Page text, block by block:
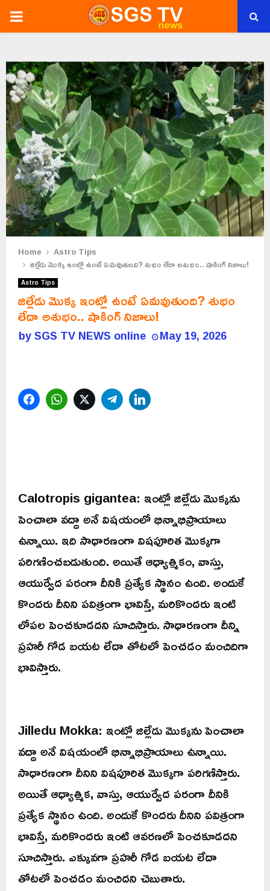
PRIMARY
Home
Astro Tips
జిల్లేడు మొక్క ఇంట్లో ఉంటే ఏమవుతుంది? శుభం లేదా అశుభం.. షాకింగ్ నిజాలు!
Astro Tips
జిల్లేడు మొక్క ఇంట్లో ఉంటే ఏమవుతుంది? శుభం
లేదా అశుభం.. షాకింగ్ నిజాలు!
bySGS TV NEWS online May 19, 2026
FacebookWhatsAppTwitterTelegram
Calotropis gigantea: ఇంట్లో జిల్లేడు మొక్కను
పెంచాలా వద్దా అనే విషయంలో భిన్నాభిప్రాయాలు
ఉన్నాయి. ఇది సాధారణంగా విషపూరిత మొక్కగా
పరిగణించబడుతుంది. అయితే ఆధ్యాత్మికం, వాస్తు,
ఆయుర్వేద పరంగా దీనికి ప్రత్యేక స్థానం ఉంది. అందుకే
కొందరు దీనిని పవిత్రంగా భావిస్తే, మరికొందరు ఇంటి
లోపల పెంచకూడదని సూచిస్తారు. సాధారణంగా దీన్ని
ప్రహరీ గోడ బయట లేదా తోటలో పెంచడం మంచిదిగా
భావిస్తారు.
Jilledu Mokka: ఇంట్లో జిల్లేడు మొక్కను పెంచాలా
వద్దా అనే విషయంలో భిన్నాభిప్రాయాలు ఉన్నాయి.
సాధారణంగా దీనిని విషపూరిత మొక్కగా పరిగణిస్తారు.
అయితే ఆధ్యాత్మిక, వాస్తు, ఆయుర్వేద పరంగా దీనికి
ప్రత్యేక స్థానం ఉంది. అందుకే కొందరు దీనిని పవిత్రంగా
భావిస్తే, మరికొందరు ఇంటి ఆవరణలో పెంచకూడదని
సూచిస్తారు. ఎక్కువగా ప్రహరీ గోడ బయట లేదా
తోటలో పెంచడం మంచిదని చెబుతారు.